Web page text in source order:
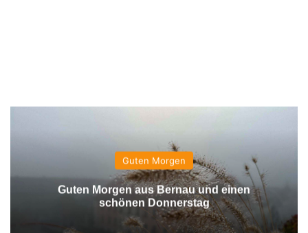
Guten Morgen
Guten Morgen aus Bernau und einen
schönen Donnerstag